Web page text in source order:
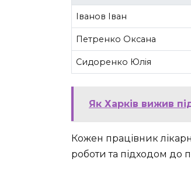
Іванов Іван
Петренко Оксана
Сидоренко Юлія
Як Харків вижив
Кожен працівник
роботи та підходом до